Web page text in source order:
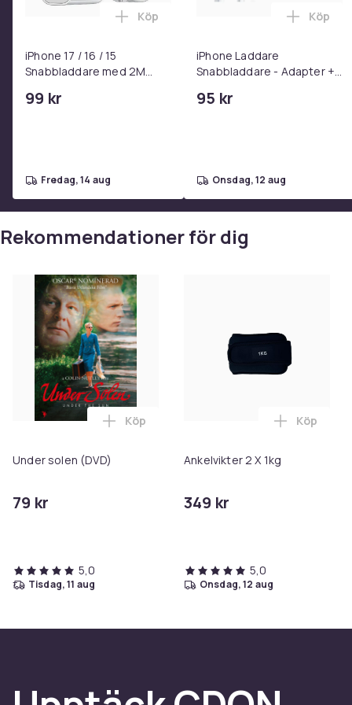
Streckkod: 7391772381323
Format
Artikel.nr.
iPhone 17 / 16 / 15
Snabbladdare med 2M
99 kr
Lägg till iPhone 17 / 16 / 15
Köp
fredag, 14 aug
iPhone Laddare
Snabbladdare - Adapter +
C 2m
95 kr
Lägg
Köp
onsdag, 12 aug
Rekommendationer för dig
Under solen (DVD)
79 kr
Lägg till Under solen (DVD) i varukorgen
Köp
5,0
tisdag, 11 aug
Ankelvikter 2 X 1kg
349 kr
Lägg till
Köp
5,0
onsdag, 12 aug